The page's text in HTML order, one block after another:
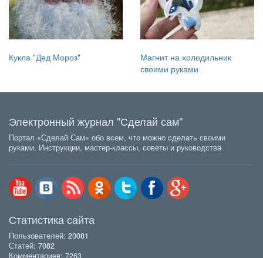
Кукла "Дед Мороз"
Магнит на холодильник
своими руками
Электронный журнал "Сделай сам"
Портал «Сделай Сам» обо всем, что можно сделать своими
руками. Инструкции, мастер-классы, советы и руководства
Статистика сайта
Пользователей: 20081
Статей: 7082
Комментариев: 7263